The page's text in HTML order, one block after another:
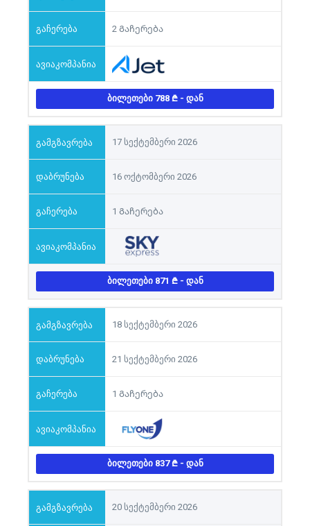
2 Გაჩერება
ᲑᲘᲚᲔᲗᲔᲑᲘ 788 - ᲓᲐᲜ
17 სექტემბერი 2026
16 ოქტომბერი 2026
1 Გაჩერება
ᲑᲘᲚᲔᲗᲔᲑᲘ 871 - ᲓᲐᲜ
18 სექტემბერი 2026
21 სექტემბერი 2026
1 Გაჩერება
ᲑᲘᲚᲔᲗᲔᲑᲘ 837 - ᲓᲐᲜ
20 სექტემბერი 2026